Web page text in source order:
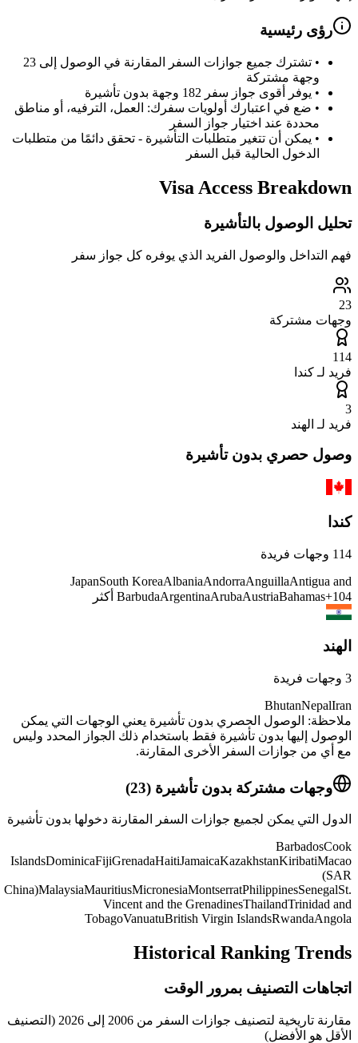
رؤى رئيسية
•
تشترك جميع جوازات السفر المقارنة في الوصول إلى 23
وجهة مشتركة
• يوفر أقوى جواز سفر 182 وجهة بدون تأشيرة
• ضع في اعتبارك أولويات سفرك: العمل، الترفيه، أو مناطق
محددة عند اختيار جواز السفر
• يمكن أن تتغير متطلبات التأشيرة - تحقق دائمًا من متطلبات
الدخول الحالية قبل السفر
Visa Access Breakdown
تحليل الوصول بالتأشيرة
فهم التداخل والوصول الفريد الذي يوفره كل جواز سفر
23
وجهات مشتركة
114
فريد لـ كندا
3
فريد لـ الهند
وصول حصري بدون تأشيرة
كندا
114 وجهات فريدة
JapanSouth KoreaAlbaniaAndorraAnguillaAntigua and
BarbudaArgentinaArubaAustriaBahamas+104 أكثر
الهند
3 وجهات فريدة
BhutanNepalIran
ملاحظة: الوصول الحصري بدون تأشيرة يعني الوجهات التي يمكن
الوصول إليها بدون تأشيرة فقط باستخدام ذلك الجواز المحدد وليس
مع أي من جوازات السفر الأخرى المقارنة.
وجهات مشتركة بدون تأشيرة (
23
)
الدول التي يمكن لجميع جوازات السفر المقارنة دخولها بدون تأشيرة
BarbadosCook
IslandsDominicaFijiGrenadaHaitiJamaicaKazakhstanKiribatiMacao
(SAR
China)MalaysiaMauritiusMicronesiaMontserratPhilippinesSenegalSt.
Vincent and the GrenadinesThailandTrinidad and
TobagoVanuatuBritish Virgin IslandsRwandaAngola
Historical Ranking Trends
اتجاهات التصنيف بمرور الوقت
مقارنة تاريخية لتصنيف جوازات السفر من 2006 إلى 2026 (التصنيف
الأقل هو الأفضل)